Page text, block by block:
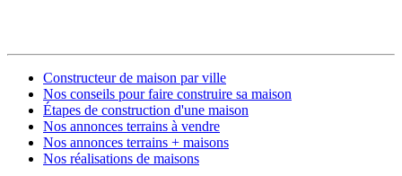
Constructeur de maison par ville
Nos conseils pour faire construire sa maison
Étapes de construction d'une maison
Nos annonces terrains à vendre
Nos annonces terrains + maisons
Nos réalisations de maisons